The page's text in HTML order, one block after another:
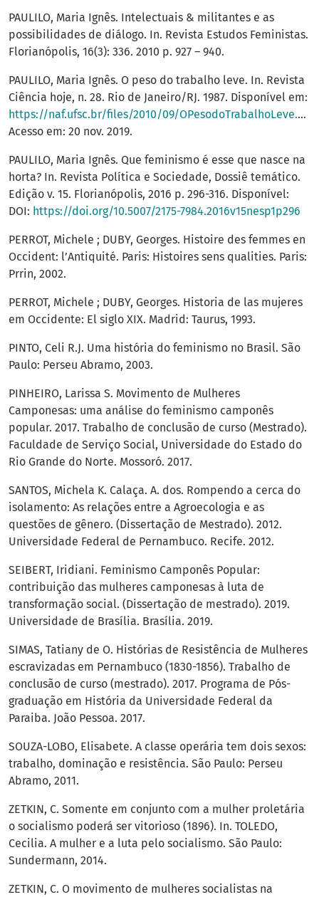
PAULILO, Maria Ignês. Intelectuais & militantes e as
possibilidades de diálogo. In. Revista Estudos Feministas.
Florianópolis, 16(3): 336. 2010 p. 927 – 940.
PAULILO, Maria Ignês. O peso do trabalho leve. In. Revista
Ciência hoje, n. 28. Rio de Janeiro/RJ. 1987. Disponível em:
https://naf.ufsc.br/files/2010/09/OPesodoTrabalhoLeve.pdf
Acesso em: 20 nov. 2019.
PAULILO, Maria Ignês. Que feminismo é esse que nasce na
horta? In. Revista Política e Sociedade, Dossiê temático.
Edição v. 15. Florianópolis, 2016 p. 296-316. Disponível:
DOI: https://doi.org/10.5007/2175-7984.2016v15nesp1p296
PERROT, Michele ; DUBY, Georges. Histoire des femmes en
Occident: l’Antiquité. Paris: Histoires sens qualities. Paris:
Prrin, 2002.
PERROT, Michele ; DUBY, Georges. Historia de las mujeres
em Occidente: El siglo XIX. Madrid: Taurus, 1993.
PINTO, Celi R.J. Uma história do feminismo no Brasil. São
Paulo: Perseu Abramo, 2003.
PINHEIRO, Larissa S. Movimento de Mulheres
Camponesas: uma análise do feminismo camponês
popular. 2017. Trabalho de conclusão de curso (Mestrado).
Faculdade de Serviço Social, Universidade do Estado do
Rio Grande do Norte. Mossoró. 2017.
SANTOS, Michela K. Calaça. A. dos. Rompendo a cerca do
isolamento: As relações entre a Agroecologia e as
questões de gênero. (Dissertação de Mestrado). 2012.
Universidade Federal de Pernambuco. Recife. 2012.
SEIBERT, Iridiani. Feminismo Camponês Popular:
contribuição das mulheres camponesas à luta de
transformação social. (Dissertação de mestrado). 2019.
Universidade de Brasília. Brasília. 2019.
SIMAS, Tatiany de O. Histórias de Resistência de Mulheres
escravizadas em Pernambuco (1830-1856). Trabalho de
conclusão de curso (mestrado). 2017. Programa de Pós-
graduação em História da Universidade Federal da
Paraiba. João Pessoa. 2017.
SOUZA-LOBO, Elisabete. A classe operária tem dois sexos:
trabalho, dominação e resistência. São Paulo: Perseu
Abramo, 2011.
ZETKIN, C. Somente em conjunto com a mulher proletária
o socialismo poderá ser vitorioso (1896). In. TOLEDO,
Cecilia. A mulher e a luta pelo socialismo. São Paulo:
Sundermann, 2014.
ZETKIN, C. O movimento de mulheres socialistas na